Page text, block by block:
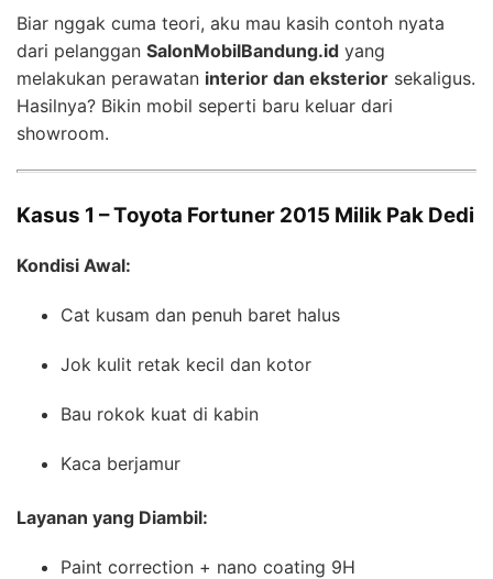
Biar nggak cuma teori, aku mau kasih contoh nyata
dari pelanggan SalonMobilBandung.id yang
melakukan perawatan interior dan eksterior sekaligus.
Hasilnya? Bikin mobil seperti baru keluar dari
showroom.
Kasus 1 – Toyota Fortuner 2015 Milik Pak Dedi
Kondisi Awal:
Cat kusam dan penuh baret halus
Jok kulit retak kecil dan kotor
Bau rokok kuat di kabin
Kaca berjamur
Layanan yang Diambil:
Paint correction + nano coating 9H